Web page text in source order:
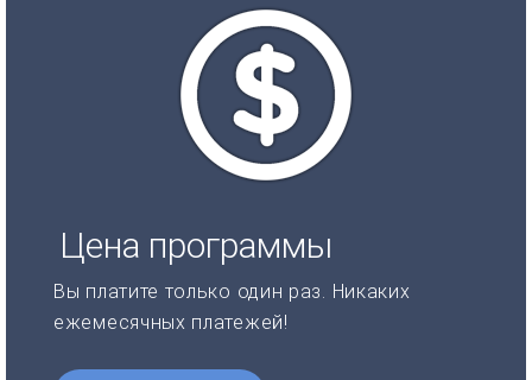
Цена программы
Вы платите только один раз. Никаких
ежемесячных платежей!